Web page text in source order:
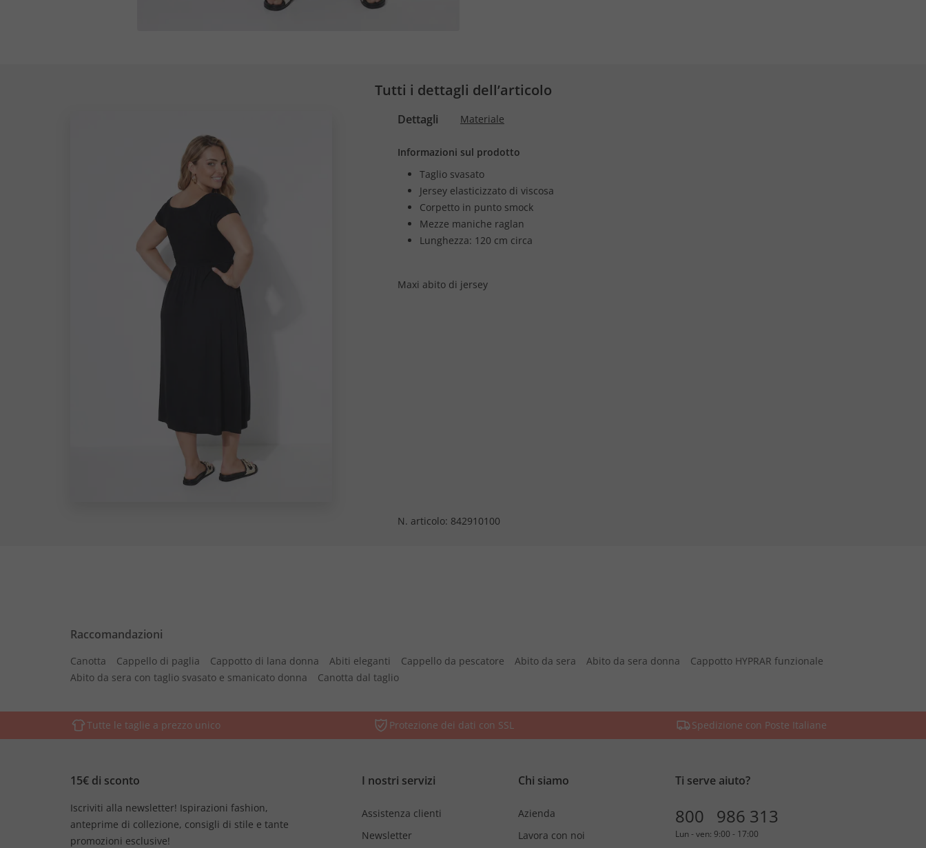
Tutti i dettagli dell’articolo
Dettagli Materiale
Informazioni sul prodotto
Taglio svasato
Jersey elasticizzato di viscosa
Corpetto in punto smock
Mezze maniche raglan
Lunghezza: 120 cm circa
Maxi abito di jersey
N. articolo: 842910100
Raccomandazioni
Canotta Cappello di paglia Cappotto di lana donna Abiti eleganti Cappello da pescatore Abito da sera Abito da sera donna
Cappotto HYPRAR funzionale
Abito da sera con taglio svasato e smanicato donna
Canotta dal taglio
Tutte le taglie a prezzo unico Protezione dei dati con SSL Spedizione con Poste Italiane
15€ di sconto
Iscriviti alla newsletter! Ispirazioni fashion,
anteprime di collezione, consigli di stile e tante
promozioni esclusive!
I nostri servizi
Assistenza clienti
Newsletter
Chi siamo
Azienda
Lavora con noi
Ti serve aiuto?
800 986 313
Lun - ven: 9:00 - 17:00